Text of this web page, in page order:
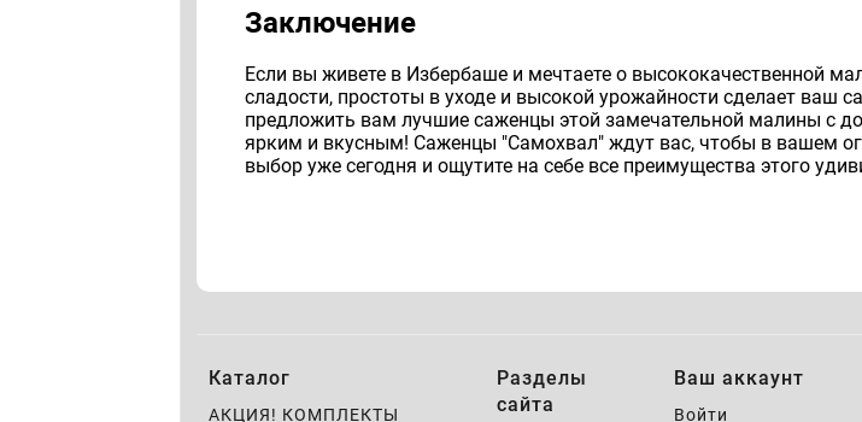
Заключение
Если вы живете в Избербаше и мечтаете о высококачественной
сладости, простоты в уходе и высокой урожайности сделает
предложить вам лучшие саженцы этой замечательной малины с
ярким и вкусным! Саженцы "Самохвал" ждут вас, чтобы в вашем
выбор уже сегодня и ощутите на себе все преимущества этого
Каталог
АКЦИЯ! КОМПЛЕКТЫ
Разделы
сайта
Ваш аккаунт
Войти